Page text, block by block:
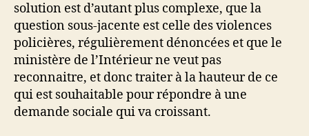
solution est d’autant plus complexe, que la
question sous-jacente est celle des violences
policières, régulièrement dénoncées et que le
ministère de l’Intérieur ne veut pas
reconnaitre, et donc traiter à la hauteur de ce
qui est souhaitable pour répondre à une
demande sociale qui va croissant.